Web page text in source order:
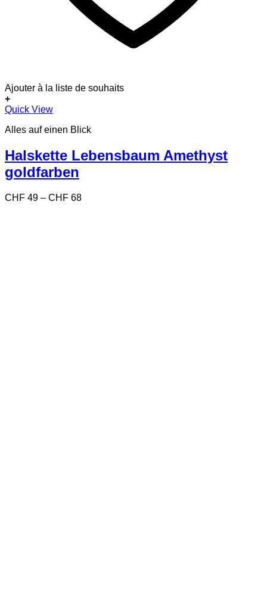
Ajouter à la liste de souhaits
+
Dieses
weist
Varianten
auf.
Die
können
Quick View
Alles auf einen Blick
Halskette Lebensbaum Amethyst
goldfarben
CHF 49 – CHF 68Preisspanne: